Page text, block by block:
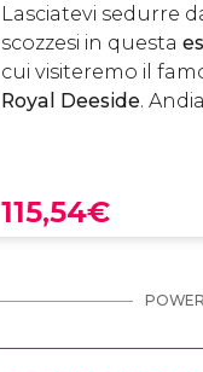
Lasciatevi sedurre
scozzesi in questa
cui visiteremo il
Royal Deeside.
115,54€